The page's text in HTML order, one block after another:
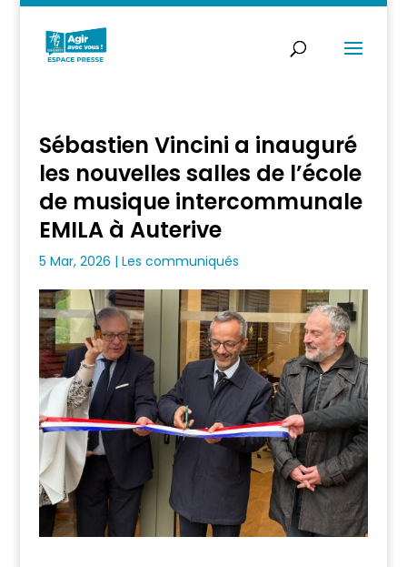
Sébastien Vincini a inauguré
les nouvelles salles de l’école
de musique intercommunale
EMILA à Auterive
5 Mar, 2026 | Les communiqués